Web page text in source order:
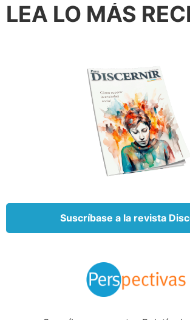
LEA LO MÁS
Suscríbase a la revista